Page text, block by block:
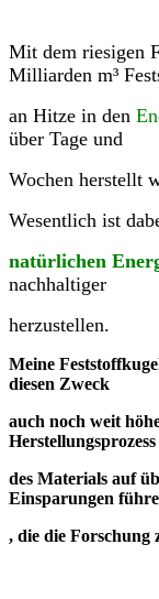
Mit dem riesigen
Milliarden m³
an Hitze in den
über Tage und
Wochen herstellt
Wesentlich ist
natürlichen
nachhaltiger
herzustellen.
Meine
diesen Zweck
auch noch weit
des Materials auf
Einsparungen
, die die Forschung